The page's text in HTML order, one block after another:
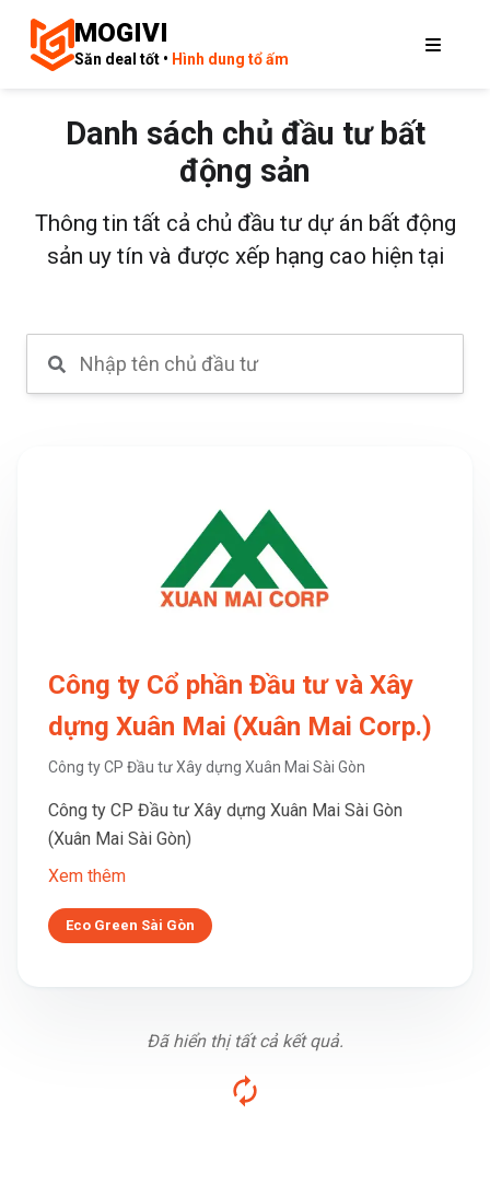
MOGIVI
Săn deal tốt • Hình dung tổ ấm
Danh sách chủ đầu tư bất
động sản
Thông tin tất cả chủ đầu tư dự án bất động
sản uy tín và được xếp hạng cao hiện tại
Công ty Cổ phần Đầu tư và Xây
dựng Xuân Mai (Xuân Mai Corp.)
Công ty CP Đầu tư Xây dựng Xuân Mai Sài Gòn
Công ty CP Đầu tư Xây dựng Xuân Mai Sài Gòn
(Xuân Mai Sài Gòn)
Xem thêm
Eco Green Sài Gòn
Đã hiển thị tất cả kết quả.